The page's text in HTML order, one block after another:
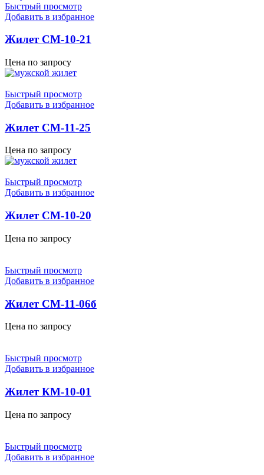
Быстрый просмотр
Добавить в избранное
Жилет СМ-10-21
Цена по запросу
Быстрый просмотр
Добавить в избранное
Жилет СМ-11-25
Цена по запросу
Быстрый просмотр
Добавить в избранное
Жилет СМ-10-20
Цена по запросу
Быстрый просмотр
Добавить в избранное
Жилет СМ-11-06б
Цена по запросу
Быстрый просмотр
Добавить в избранное
Жилет КМ-10-01
Цена по запросу
Быстрый просмотр
Добавить в избранное